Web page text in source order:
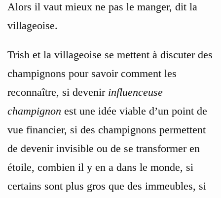
Alors il vaut mieux ne pas le manger, dit la
villageoise.
Trish et la villageoise se mettent à discuter des
champignons pour savoir comment les
reconnaître, si devenir influenceuse
champignon est une idée viable d’un point de
vue financier, si des champignons permettent
de devenir invisible ou de se transformer en
étoile, combien il y en a dans le monde, si
certains sont plus gros que des immeubles, si